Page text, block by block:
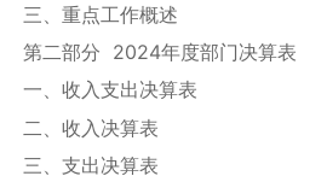
三、重点工作概述
第二部分 2024年度部门决算表
一、收入支出决算表
二、收入决算表
三、支出决算表